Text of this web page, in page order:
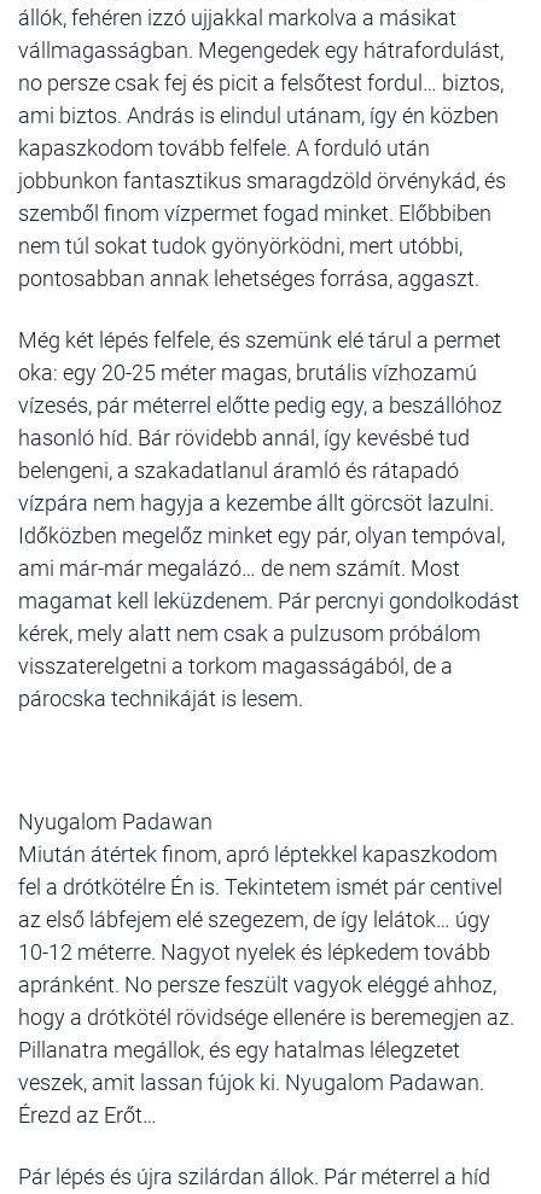
állók, fehéren izzó ujjakkal markolva a másikat
vállmagasságban. Megengedek egy hátrafordulást,
no persze csak fej és picit a felsőtest fordul… biztos,
ami biztos. András is elindul utánam, így én közben
kapaszkodom tovább felfele. A forduló után
jobbunkon fantasztikus smaragdzöld örvénykád, és
szemből finom vízpermet fogad minket. Előbbiben
nem túl sokat tudok gyönyörködni, mert utóbbi,
pontosabban annak lehetséges forrása, aggaszt.
Még két lépés felfele, és szemünk elé tárul a permet
oka: egy 20-25 méter magas, brutális vízhozamú
vízesés, pár méterrel előtte pedig egy, a beszállóhoz
hasonló híd. Bár rövidebb annál, így kevésbé tud
belengeni, a szakadatlanul áramló és rátapadó
vízpára nem hagyja a kezembe állt görcsöt lazulni.
Időközben megelőz minket egy pár, olyan tempóval,
ami már-már megalázó… de nem számít. Most
magamat kell leküzdenem. Pár percnyi gondolkodást
kérek, mely alatt nem csak a pulzusom próbálom
visszaterelgetni a torkom magasságából, de a
párocska technikáját is lesem.
Nyugalom Padawan
Miután átértek finom, apró léptekkel kapaszkodom
fel a drótkötélre Én is. Tekintetem ismét pár centivel
az első lábfejem elé szegezem, de így lelátok… úgy
10-12 méterre. Nagyot nyelek és lépkedem tovább
apránként. No persze feszült vagyok eléggé ahhoz,
hogy a drótkötél rövidsége ellenére is beremegjen az.
Pillanatra megállok, és egy hatalmas lélegzetet
veszek, amit lassan fújok ki. Nyugalom Padawan.
Érezd az Erőt…
Pár lépés és újra szilárdan állok. Pár méterrel a híd